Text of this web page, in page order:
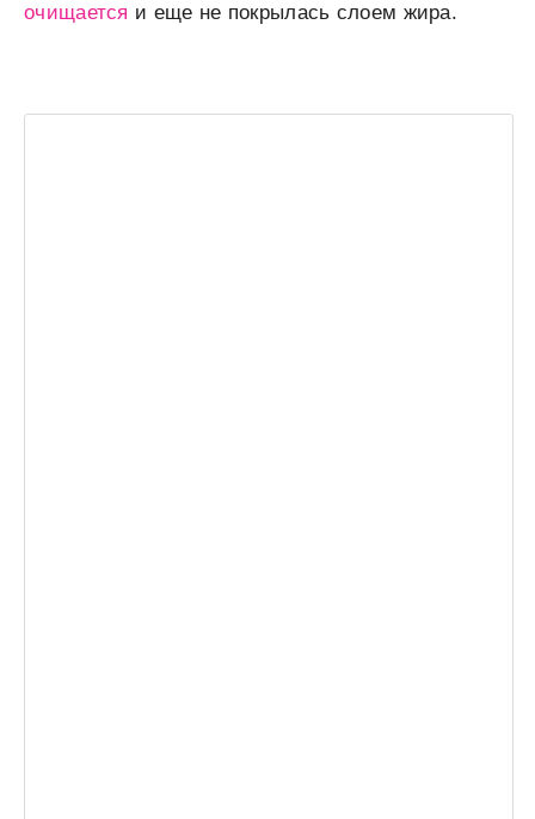
очищается и еще не покрылась слоем жира.